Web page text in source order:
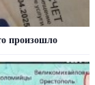
произошло